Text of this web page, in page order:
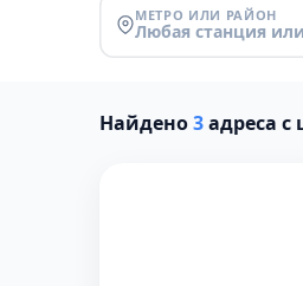
МЕТРО ИЛИ РАЙОН
Любая станция
Найдено3адреса с